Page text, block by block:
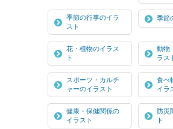
季節の行事のイラ
スト
季節
花・植物のイラス
ト
動物
ラス
スポーツ・カルチ
ャーのイラスト
食べ
イラ
健康・保健関係の
イラスト
防災
ト